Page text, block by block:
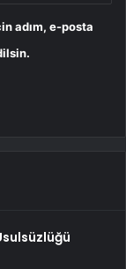
adım, e-posta